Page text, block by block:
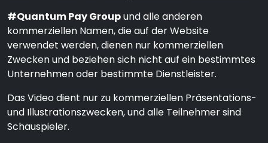
#Quantum Pay Groupund alle anderen
kommerziellen Namen, die auf der Website
verwendet werden, dienen nur kommerziellen
Zwecken und beziehen sich nicht auf ein bestimmtes
Unternehmen oder bestimmte Dienstleister.
Das Video dient nur zu kommerziellen Präsentations-
und Illustrationszwecken, und alle Teilnehmer sind
Schauspieler.